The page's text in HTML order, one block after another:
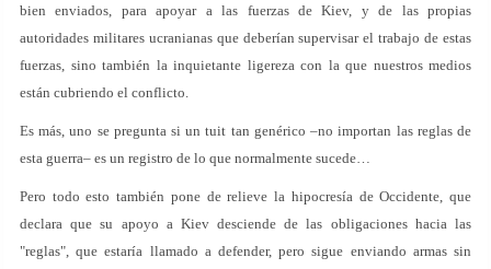
bien enviados, para apoyar a las fuerzas de Kiev, y de las propias
autoridades militares ucranianas que deberían supervisar el trabajo de estas
fuerzas, sino también la inquietante ligereza con la que nuestros medios
están cubriendo el conflicto.
Es más, uno se pregunta si un tuit tan genérico –no importan las reglas de
esta guerra– es un registro de lo que normalmente sucede…
Pero todo esto también pone de relieve la hipocresía de Occidente, que
declara que su apoyo a Kiev desciende de las obligaciones hacia las
"reglas", que estaría llamado a defender, pero sigue enviando armas sin